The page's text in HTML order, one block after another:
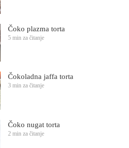
Čoko plazma torta
5 min za čitanje
Čokoladna jaffa torta
3 min za čitanje
Čoko nugat torta
2 min za čitanje